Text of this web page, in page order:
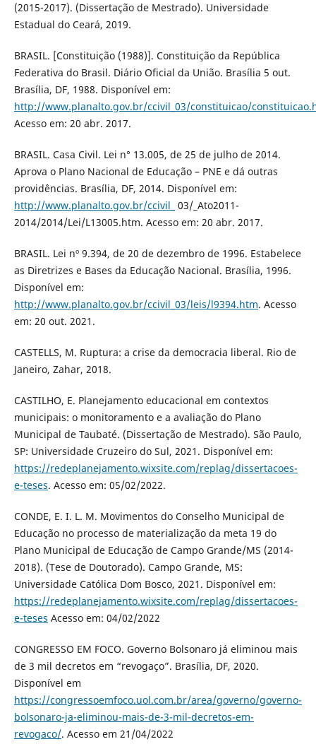
(2015-2017). (Dissertação de Mestrado). Universidade
Estadual do Ceará, 2019.
BRASIL. [Constituição (1988)]. Constituição da República
Federativa do Brasil. Diário Oficial da União. Brasília 5 out.
Brasília, DF, 1988. Disponível em:
http://www.planalto.gov.br/ccivil_03/constituicao/
Acesso em: 20 abr. 2017.
BRASIL. Casa Civil. Lei n° 13.005, de 25 de julho de 2014.
Aprova o Plano Nacional de Educação – PNE e dá outras
providências. Brasília, DF, 2014. Disponível em:
http://www.planalto.gov.br/ccivil_ 03/_Ato2011-
2014/2014/Lei/L13005.htm. Acesso em: 20 abr. 2017.
BRASIL. Lei nº 9.394, de 20 de dezembro de 1996. Estabelece
as Diretrizes e Bases da Educação Nacional. Brasília, 1996.
Disponível em:
http://www.planalto.gov.br/ccivil_03/leis/l9394.htm. Acesso
em: 20 out. 2021.
CASTELLS, M. Ruptura: a crise da democracia liberal. Rio de
Janeiro, Zahar, 2018.
CASTILHO, E. Planejamento educacional em contextos
municipais: o monitoramento e a avaliação do Plano
Municipal de Taubaté. (Dissertação de Mestrado). São Paulo,
SP: Universidade Cruzeiro do Sul, 2021. Disponível em:
https://redeplanejamento.wixsite.com/replag/dissertacoes-
e-teses. Acesso em: 05/02/2022.
CONDE, E. I. L. M. Movimentos do Conselho Municipal de
Educação no processo de materialização da meta 19 do
Plano Municipal de Educação de Campo Grande/MS (2014-
2018). (Tese de Doutorado). Campo Grande, MS:
Universidade Católica Dom Bosco, 2021. Disponível em:
https://redeplanejamento.wixsite.com/replag/dissertacoes-
e-teses Acesso em: 04/02/2022
CONGRESSO EM FOCO. Governo Bolsonaro já eliminou mais
de 3 mil decretos em “revogaço”. Brasília, DF, 2020.
Disponível em
https://congressoemfoco.uol.com.br/area/governo/governo-
bolsonaro-ja-eliminou-mais-de-3-mil-decretos-em-
revogaco/. Acesso em 21/04/2022